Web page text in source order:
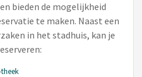
bieden de mogelijkheid
te maken. Naast een
in het stadhuis, kan je